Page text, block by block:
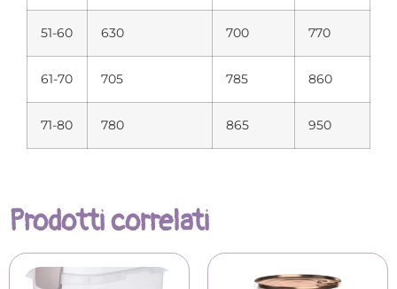
51-60 630 700 770
61-70 705 785 860
71-80 780 865 950
Prodotti correlati